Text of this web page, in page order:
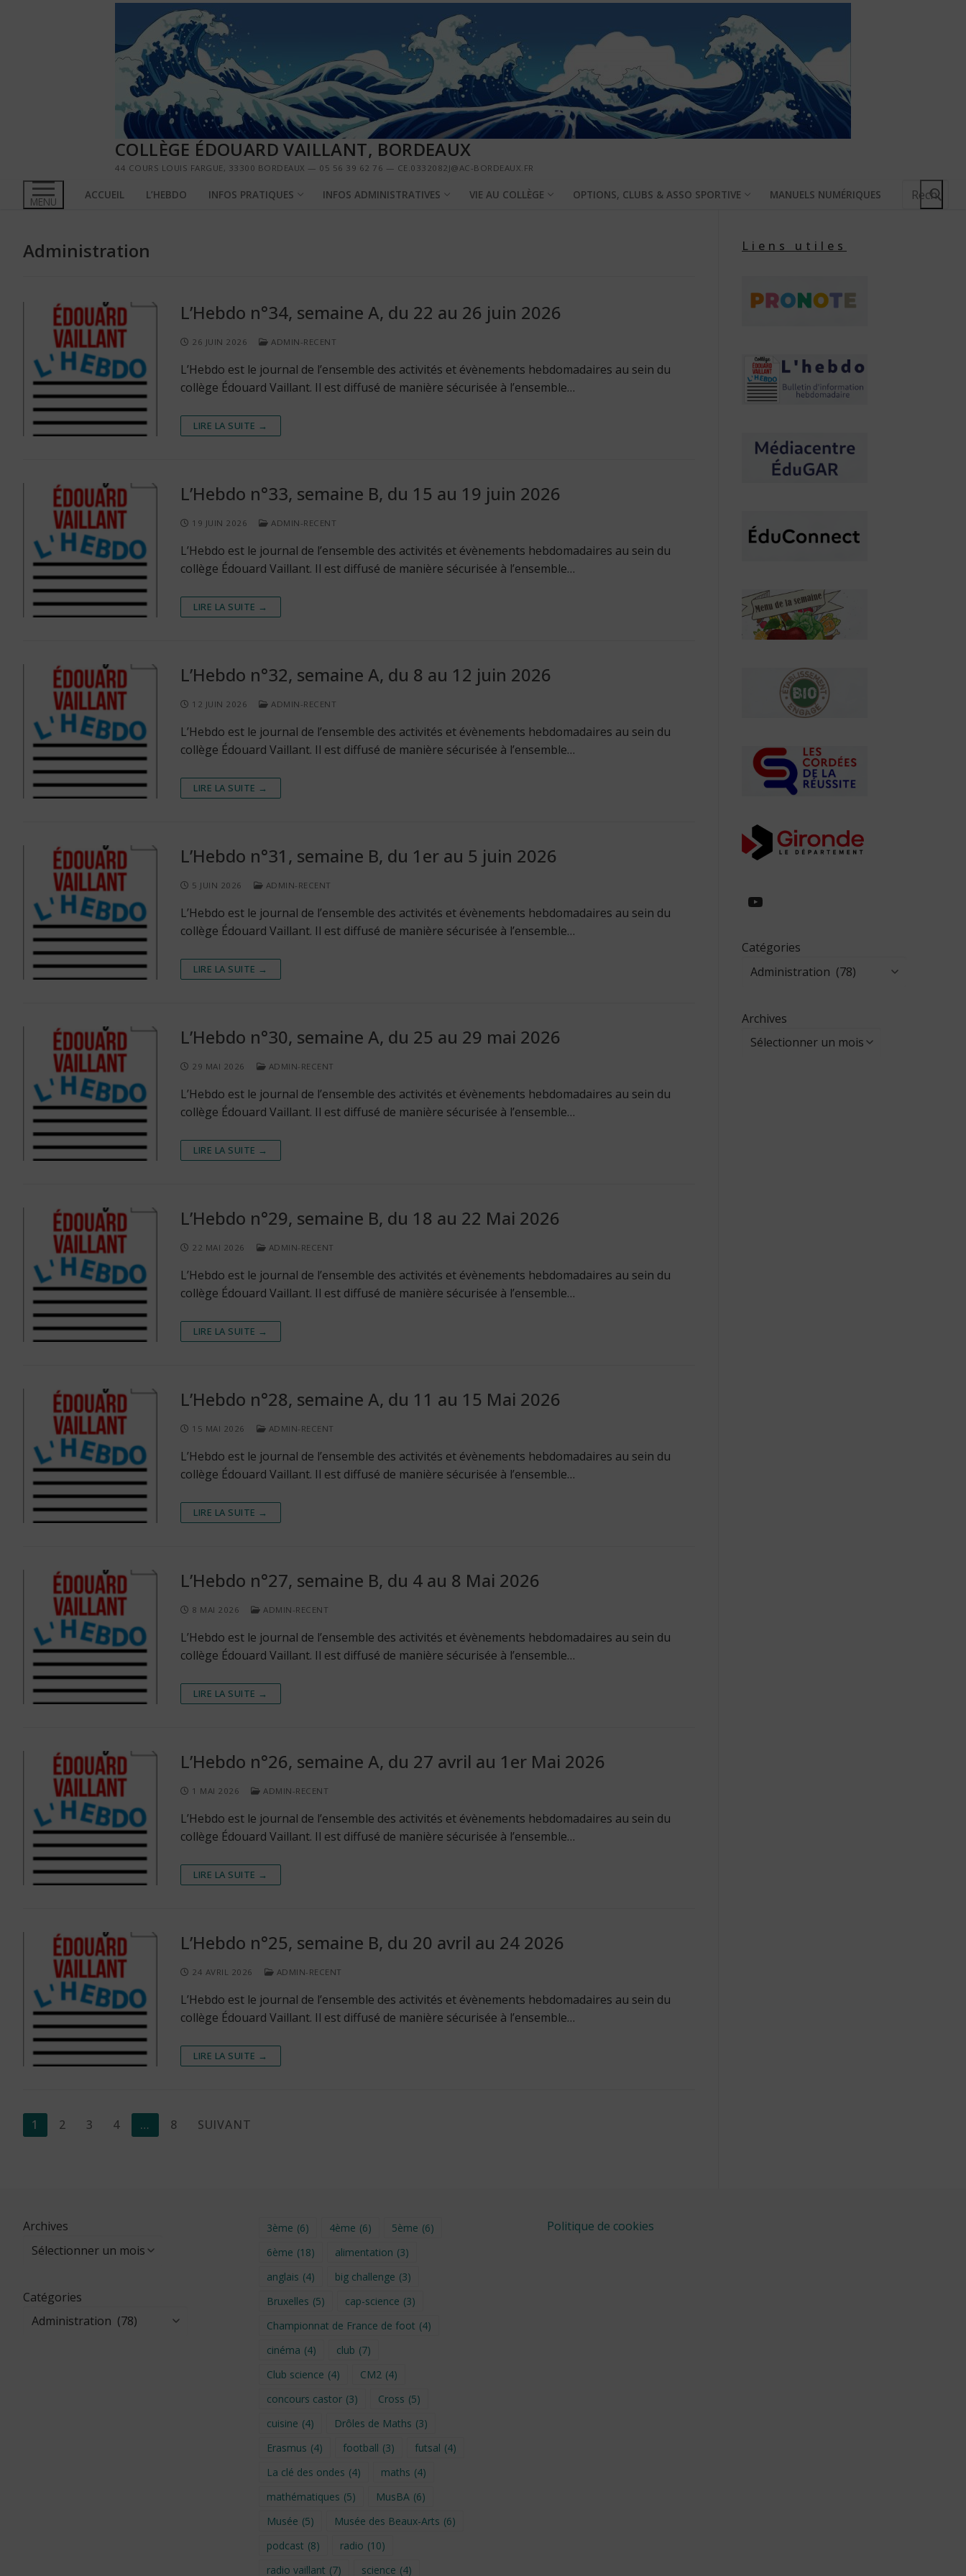
COLLÈGE ÉDOUARD VAILLANT, BORDEAUX
44 COURS LOUIS FARGUE, 33300 BORDEAUX — 05 56 39 62 76 — CE.0332082J@AC-BORDEAUX.FR
MENU ACCUEIL L’HEBDO INFOS PRATIQUES INFOS ADMINISTRATIVES VIE AU COLLÈGE OPTIONS, CLUBS & ASSO SPORTIVE MANUELS NUMÉRIQUES
Rechercher
Administration
L’Hebdo n°34, semaine A, du 22 au 26 juin 2026
26 JUIN 2026 ADMIN-RECENT
L’Hebdo est le journal de l’ensemble des activités et évènements hebdomadaires au sein du
collège Édouard Vaillant. Il est diffusé de manière sécurisée à l’ensemble…
LIRE LA SUITE →
L’Hebdo n°33, semaine B, du 15 au 19 juin 2026
19 JUIN 2026 ADMIN-RECENT
L’Hebdo est le journal de l’ensemble des activités et évènements hebdomadaires au sein du
collège Édouard Vaillant. Il est diffusé de manière sécurisée à l’ensemble…
LIRE LA SUITE →
L’Hebdo n°32, semaine A, du 8 au 12 juin 2026
12 JUIN 2026 ADMIN-RECENT
L’Hebdo est le journal de l’ensemble des activités et évènements hebdomadaires au sein du
collège Édouard Vaillant. Il est diffusé de manière sécurisée à l’ensemble…
LIRE LA SUITE →
L’Hebdo n°31, semaine B, du 1er au 5 juin 2026
5 JUIN 2026 ADMIN-RECENT
L’Hebdo est le journal de l’ensemble des activités et évènements hebdomadaires au sein du
collège Édouard Vaillant. Il est diffusé de manière sécurisée à l’ensemble…
LIRE LA SUITE →
L’Hebdo n°30, semaine A, du 25 au 29 mai 2026
29 MAI 2026 ADMIN-RECENT
L’Hebdo est le journal de l’ensemble des activités et évènements hebdomadaires au sein du
collège Édouard Vaillant. Il est diffusé de manière sécurisée à l’ensemble…
LIRE LA SUITE →
L’Hebdo n°29, semaine B, du 18 au 22 Mai 2026
22 MAI 2026 ADMIN-RECENT
L’Hebdo est le journal de l’ensemble des activités et évènements hebdomadaires au sein du
collège Édouard Vaillant. Il est diffusé de manière sécurisée à l’ensemble…
LIRE LA SUITE →
L’Hebdo n°28, semaine A, du 11 au 15 Mai 2026
15 MAI 2026 ADMIN-RECENT
L’Hebdo est le journal de l’ensemble des activités et évènements hebdomadaires au sein du
collège Édouard Vaillant. Il est diffusé de manière sécurisée à l’ensemble…
LIRE LA SUITE →
L’Hebdo n°27, semaine B, du 4 au 8 Mai 2026
8 MAI 2026 ADMIN-RECENT
L’Hebdo est le journal de l’ensemble des activités et évènements hebdomadaires au sein du
collège Édouard Vaillant. Il est diffusé de manière sécurisée à l’ensemble…
LIRE LA SUITE →
L’Hebdo n°26, semaine A, du 27 avril au 1er Mai 2026
1 MAI 2026 ADMIN-RECENT
L’Hebdo est le journal de l’ensemble des activités et évènements hebdomadaires au sein du
collège Édouard Vaillant. Il est diffusé de manière sécurisée à l’ensemble…
LIRE LA SUITE →
L’Hebdo n°25, semaine B, du 20 avril au 24 2026
24 AVRIL 2026 ADMIN-RECENT
L’Hebdo est le journal de l’ensemble des activités et évènements hebdomadaires au sein du
collège Édouard Vaillant. Il est diffusé de manière sécurisée à l’ensemble…
LIRE LA SUITE →
Pagination
1 2 3 4 … 8 SUIVANT
Liens utiles
https://
Catégories
Archives
Archives
Catégories
3ème (6) 4ème (6) 5ème (6)
6ème (18) alimentation (3)
anglais (4) big challenge (3)
Bruxelles (5) cap-science (3)
Championnat de France de foot (4)
cinéma (4) club (7)
Club science (4) CM2 (4)
concours castor (3) Cross (5)
cuisine (4) Drôles de Maths (3)
Erasmus (4) football (3) futsal (4)
La clé des ondes (4) maths (4)
mathématiques (5) MusBA (6)
Musée (5) Musée des Beaux-Arts (6)
podcast (8) radio (10)
radio vaillant (7) science (4)
Politique de cookies